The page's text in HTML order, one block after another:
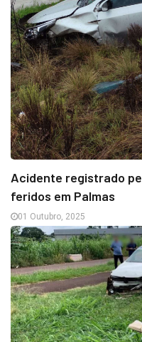
Acidente registrado
feridos em Palmas
01 Outubro, 2025